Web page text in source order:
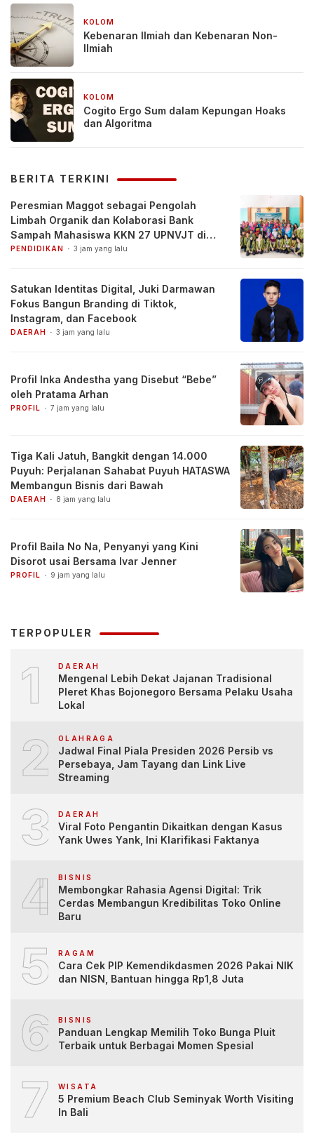
KOLOM
Kebenaran Ilmiah dan Kebenaran Non-
Ilmiah
KOLOM
Cogito Ergo Sum dalam Kepungan Hoaks
dan Algoritma
BERITA TERKINI
Peresmian Maggot sebagai Pengolah
Limbah Organik dan Kolaborasi Bank
Sampah Mahasiswa KKN 27 UPNVJT di
Desa Pacul, Bojonegoro
PENDIDIKAN 3 jam yang lalu
Satukan Identitas Digital, Juki Darmawan
Fokus Bangun Branding di Tiktok,
Instagram, dan Facebook
DAERAH 3 jam yang lalu
Profil Inka Andestha yang Disebut “Bebe”
oleh Pratama Arhan
PROFIL 7 jam yang lalu
Tiga Kali Jatuh, Bangkit dengan 14.000
Puyuh: Perjalanan Sahabat Puyuh HATASWA
Membangun Bisnis dari Bawah
DAERAH 8 jam yang lalu
Profil Baila No Na, Penyanyi yang Kini
Disorot usai Bersama Ivar Jenner
PROFIL 9 jam yang lalu
TERPOPULER
1 DAERAH
Mengenal Lebih Dekat Jajanan Tradisional
Pleret Khas Bojonegoro Bersama Pelaku Usaha
Lokal
2 OLAHRAGA
Jadwal Final Piala Presiden 2026 Persib vs
Persebaya, Jam Tayang dan Link Live
Streaming
3 DAERAH
Viral Foto Pengantin Dikaitkan dengan Kasus
Yank Uwes Yank, Ini Klarifikasi Faktanya
4 BISNIS
Membongkar Rahasia Agensi Digital: Trik
Cerdas Membangun Kredibilitas Toko Online
Baru
5 RAGAM
Cara Cek PIP Kemendikdasmen 2026 Pakai NIK
dan NISN, Bantuan hingga Rp1,8 Juta
6 BISNIS
Panduan Lengkap Memilih Toko Bunga Pluit
Terbaik untuk Berbagai Momen Spesial
7 WISATA
5 Premium Beach Club Seminyak Worth Visiting
In Bali